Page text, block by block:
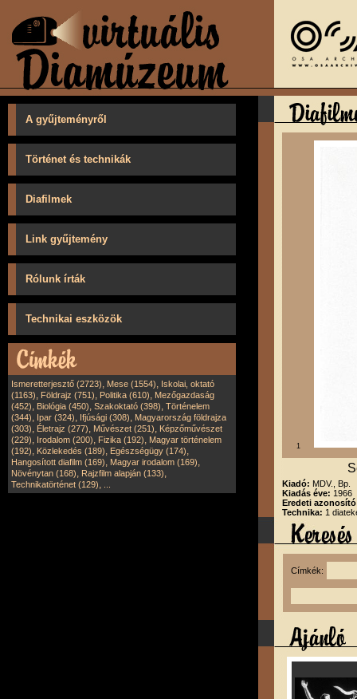
A gyűjteményről
Történet és technikák
Diafilmek
Link gyűjtemény
Rólunk írták
Technikai eszközök
Ismeretterjesztő (2723), Mese (1554), Iskolai, oktató
(1163), Földrajz (751), Politika (610), Mezőgazdaság
(452), Biológia (450), Szakoktató (398), Történelem
(344), Ipar (324), Ifjúsági (308), Magyarország földrajza
(303), Életrajz (277), Művészet (251), Képzőművészet
(229), Irodalom (200), Fizika (192), Magyar történelem
(192), Közlekedés (189), Egészségügy (174),
Hangosított diafilm (169), Magyar irodalom (169),
Növénytan (168), Rajzfilm alapján (133),
Technikatörténet (129),
1
Kiadó: MDV., Bp.
Kiadás éve: 1966
Eredeti
Technika: 1
Címkék: